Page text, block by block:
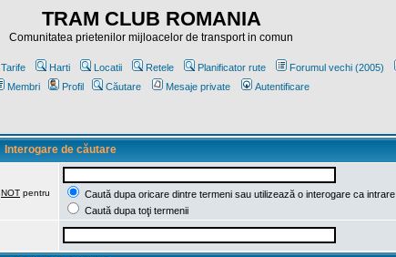
TRAM CLUB ROMANIA
Comunitatea prietenilor mijloacelor de transport in comun
Tarife Harti Locatii Retele Planificator rute Forumul vechi (2005)
Membri
Profil Căutare Mesaje private Autentificare
Interogare de căutare
NOT pentru
Caută dupa oricare dintre termeni sau utilizează o interogare ca intrare
Caută dupa toţi termenii